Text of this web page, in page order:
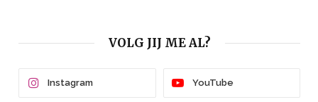
VOLG JIJ ME AL?
Instagram YouTube